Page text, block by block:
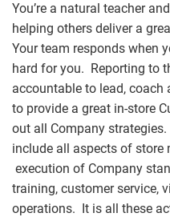
You’re a natural teacher
helping others deliver a
Your team responds when
hard for you. Reporting to
accountable to lead, coach
to provide a great in-store
out all Company
include all aspects of store
execution of Company
training, customer service,
operations. It is all these